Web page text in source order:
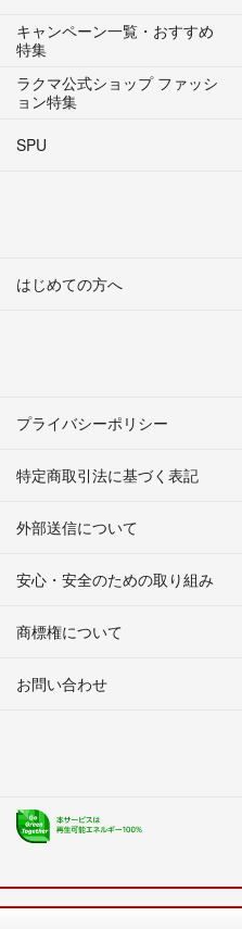
キャンペーン一覧・おすすめ
特集
ラクマ公式ショップ ファッシ
ョン特集
SPU
はじめての方へ
プライバシーポリシー
特定商取引法に基づく表記
外部送信について
安心・安全のための取り組み
商標権について
お問い合わせ